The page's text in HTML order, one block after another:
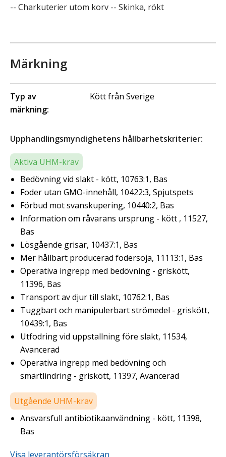
-- Charkuterier utom korv -- Skinka, rökt
Märkning
Typ av
märkning:
Kött från Sverige
Upphandlingsmyndighetens hållbarhetskriterier:
Aktiva UHM-krav
Bedövning vid slakt - kött, 10763:1, Bas
Foder utan GMO-innehåll, 10422:3, Spjutspets
Förbud mot svanskupering, 10440:2, Bas
Information om råvarans ursprung - kött , 11527,
Bas
Lösgående grisar, 10437:1, Bas
Mer hållbart producerad fodersoja, 11113:1, Bas
Operativa ingrepp med bedövning - griskött,
11396, Bas
Transport av djur till slakt, 10762:1, Bas
Tuggbart och manipulerbart strömedel - griskött,
10439:1, Bas
Utfodring vid uppstallning före slakt, 11534,
Avancerad
Operativa ingrepp med bedövning och
smärtlindring - griskött, 11397, Avancerad
Utgående UHM-krav
Ansvarsfull antibiotikaanvändning - kött, 11398,
Bas
Visa leverantörsförsäkran